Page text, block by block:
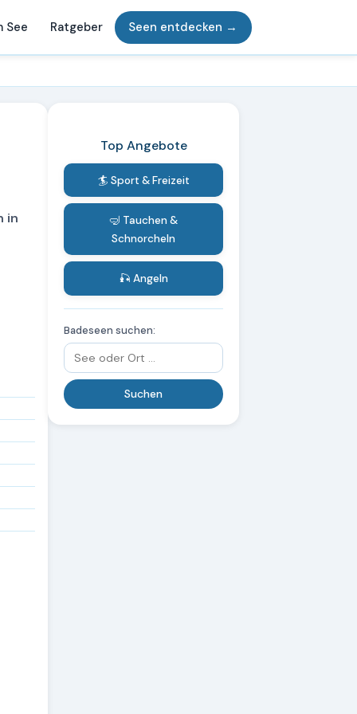
See Ratgeber Seen entdecken →
in
Top Angebote
🏄 Sport & Freizeit
🤿 Tauchen &
Schnorcheln
🎣 Angeln
Badeseen suchen: